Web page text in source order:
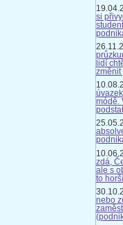
si
lidí
změnit
módě.
zdá,
ale s
to horší
nebo